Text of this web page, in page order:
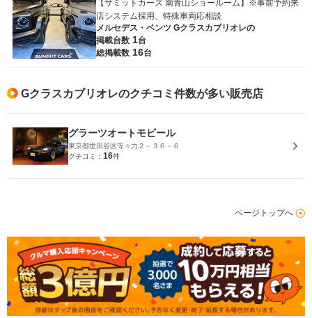
【サミットカーズ 南青山ショールーム】※事前予約来
店システム採用、特殊車両応相談
メルセデス・ベンツ Gクラスカブリオレの
掲載台数 1台
総掲載数 16台
Gクラスカブリオレのクチコミ件数が多い販売店
グラーツオートモビール
東京都世田谷区等々力２－３６－６
クチコミ： 16件
ページトップへ